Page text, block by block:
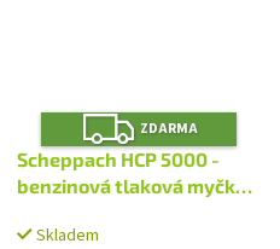
Z
D
A
R
M
ZDARMA
Scheppach HCP 5000 -
benzinová tlaková myčka
Skladem